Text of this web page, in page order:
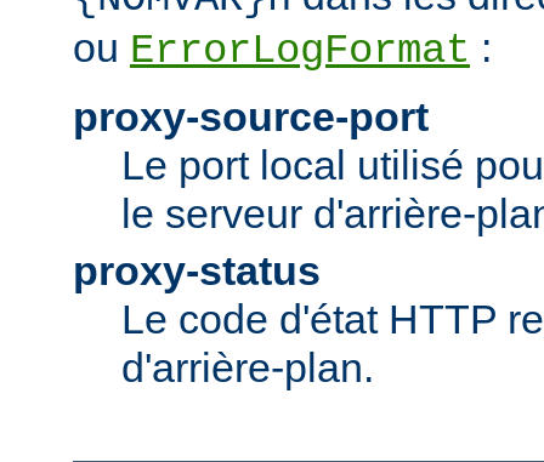
ou ErrorLogFormat :
proxy-source-port
Le port local utilisé
le serveur d'arrière-
proxy-status
Le code d'état HTTP
d'arrière-plan.